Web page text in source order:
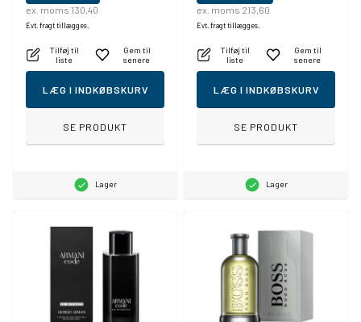
ex. moms 130,40
Evt. fragt tillægges.
Tilføj til
liste
Gem til
senere
LÆG I INDKØBSKURV
SE PRODUKT
Lager
ex. moms 213,60
Evt. fragt tillægges.
Tilføj til
liste
Gem til
senere
LÆG I INDKØBSKURV
SE PRODUKT
Lager